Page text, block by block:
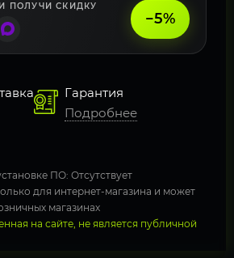
ПОЛУЧИ СКИДКУ
−5%
Гарантия
Подробнее
ПО: Отсутствует
для интернет-магазина и может
магазинах
на сайте, не является публичной